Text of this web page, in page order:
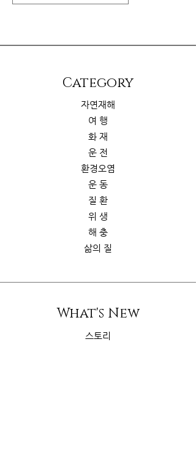
​Category
자연재해
여 행
화 재
운 전
환경오염
운 동
질 환
위 생
해 충
삶의 질
What's New
스토리